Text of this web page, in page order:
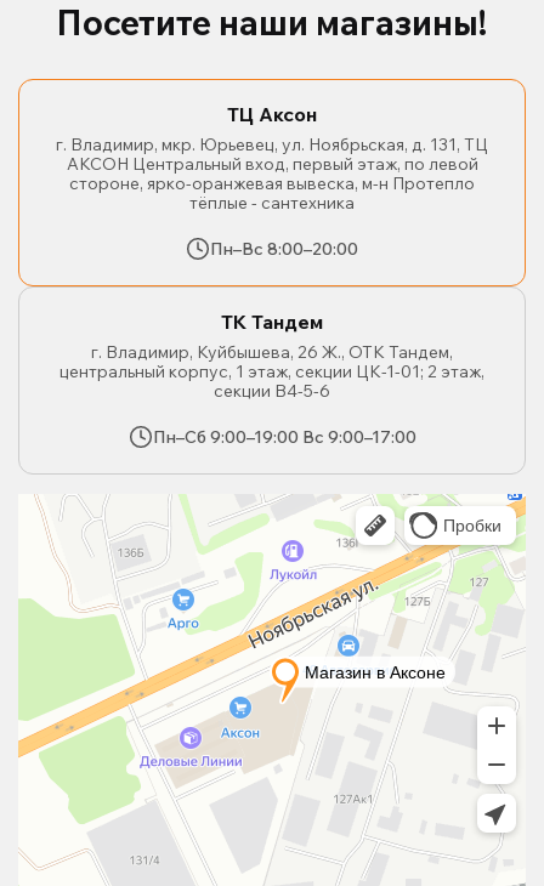
Посетите наши магазины!
ТЦ Аксон
г. Владимир, мкр. Юрьевец, ул. Ноябрьская, д. 131, ТЦ
АКСОН Центральный вход, первый этаж, по левой
стороне, ярко-оранжевая вывеска, м-н Протепло
тёплые - сантехника
Пн–Вс 8:00–20:00
ТК Тандем
г. Владимир, Куйбышева, 26 Ж., ОТК Тандем,
центральный корпус, 1 этаж, секции ЦК-1-01; 2 этаж,
секции В4-5-6
Пн–Сб 9:00–19:00 Вс 9:00–17:00